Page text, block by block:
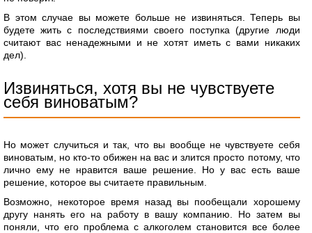
В этом случае вы можете больше не извиняться. Теперь вы
будете жить с последствиями своего поступка (другие люди
считают вас ненадежными и не хотят иметь с вами никаких
дел).
Извиняться, хотя вы не чувствуете
себя виноватым?
Но может случиться и так, что вы вообще не чувствуете себя
виноватым, но кто-то обижен на вас и злится просто потому, что
лично ему не нравится ваше решение. Но у вас есть ваше
решение, которое вы считаете правильным.
Возможно, некоторое время назад вы пообещали хорошему
другу нанять его на работу в вашу компанию. Но затем вы
поняли, что его проблема с алкоголем становится все более